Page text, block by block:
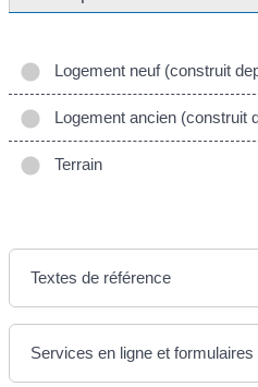
Logement neuf (construit
Logement ancien (construit
Terrain
Textes de référence
Services en ligne et formulaires